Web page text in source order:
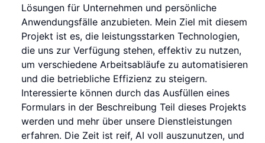
Lösungen für Unternehmen und persönliche
Anwendungsfälle anzubieten. Mein Ziel mit diesem
Projekt ist es, die leistungsstarken Technologien,
die uns zur Verfügung stehen, effektiv zu nutzen,
um verschiedene Arbeitsabläufe zu automatisieren
und die betriebliche Effizienz zu steigern.
Interessierte können durch das Ausfüllen eines
Formulars in der Beschreibung Teil dieses Projekts
werden und mehr über unsere Dienstleistungen
erfahren. Die Zeit ist reif, AI voll auszunutzen, und